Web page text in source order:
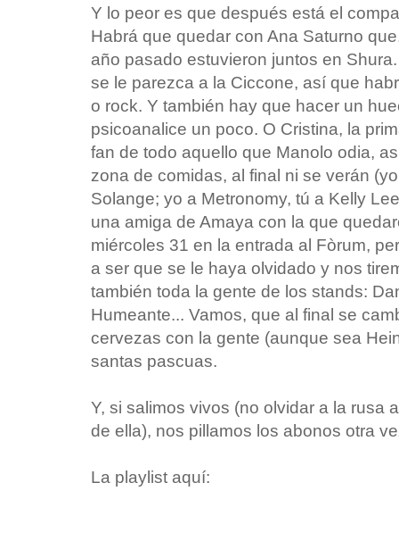
Y lo peor es que después está el
Habrá que quedar con Ana Saturno
año pasado estuvieron juntos en
se le parezca a la Ciccone, así que
o rock. Y también hay que hacer un
psicoanalice un poco. O Cristina, la
fan de todo aquello que Manolo odia,
zona de comidas, al final ni se verán
Solange; yo a Metronomy, tú a Kelly
una amiga de Amaya con la que
miércoles 31 en la entrada al Fòrum,
a ser que se le haya olvidado y nos
también toda la gente de los stands:
Humeante... Vamos, que al final se
cervezas con la gente (aunque sea
santas pascuas.
Y, si salimos vivos (no olvidar a la rusa
de ella), nos pillamos los abonos otra
La playlist aquí: